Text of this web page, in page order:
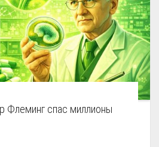
Флеминг спас миллионы